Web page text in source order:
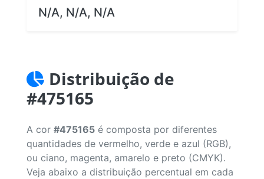
N/A, N/A, N/A
Distribuição de
#475165
A cor #475165 é composta por diferentes
quantidades de vermelho, verde e azul (RGB),
ou ciano, magenta, amarelo e preto (CMYK).
Veja abaixo a distribuição percentual em cada